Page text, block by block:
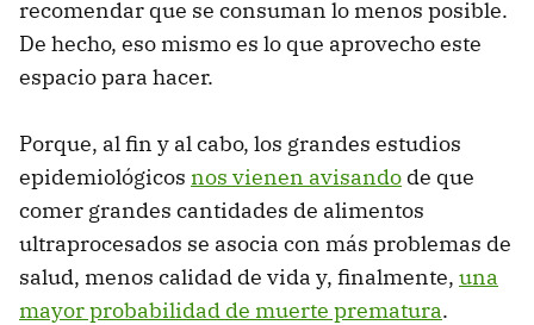
recomendar que se consuman lo menos posible.
De hecho, eso mismo es lo que aprovecho este
espacio para hacer.
Porque, al fin y al cabo, los grandes estudios
epidemiológicos nos vienen avisando de que
comer grandes cantidades de alimentos
ultraprocesados se asocia con más problemas de
salud, menos calidad de vida y, finalmente, una
mayor probabilidad de muerte prematura.